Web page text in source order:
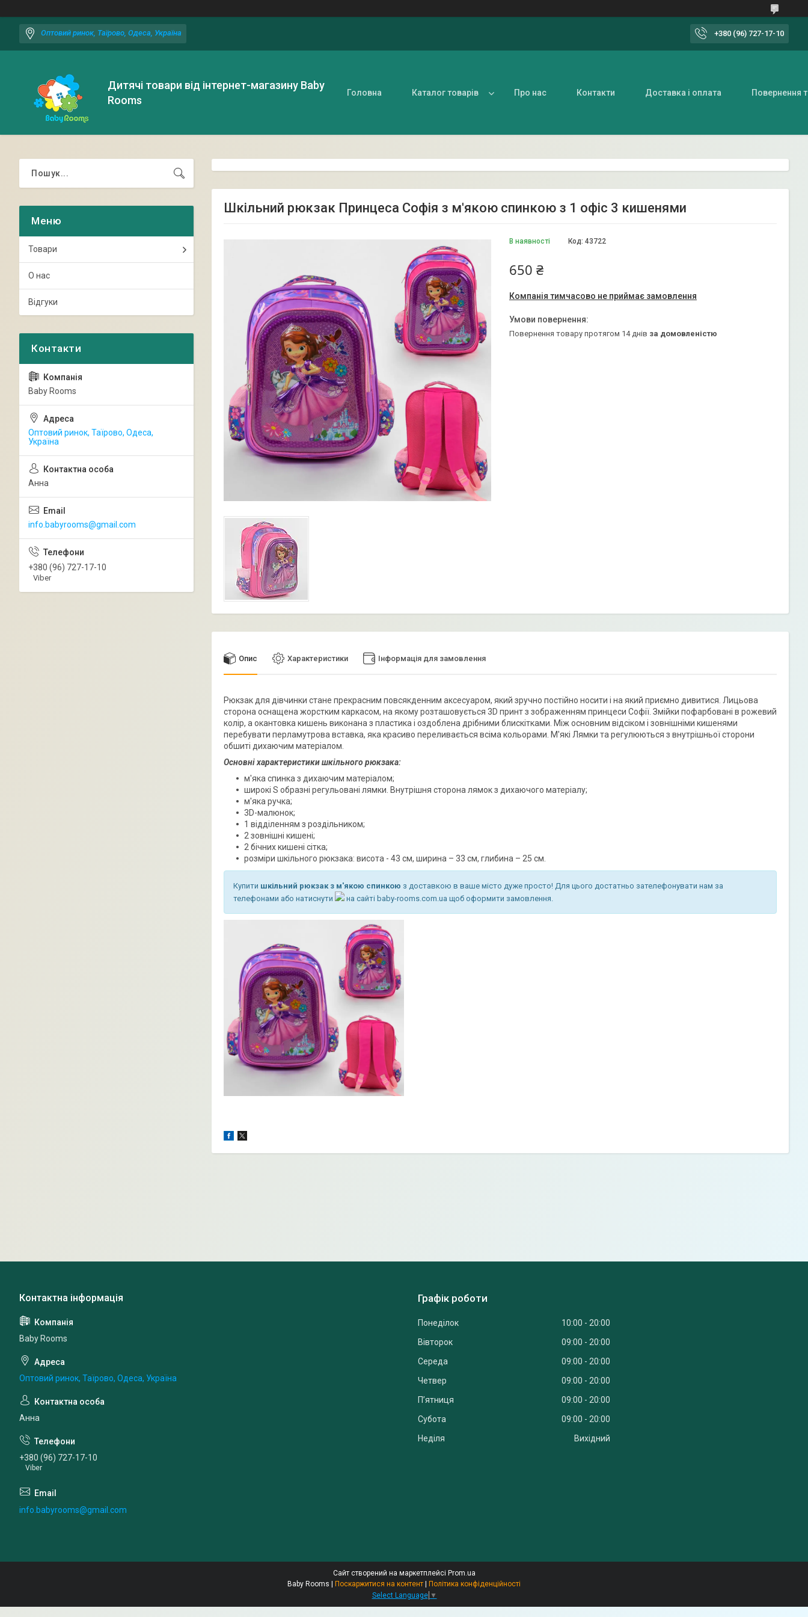
Оптовий ринок, Таїрово, Одеса, Україна +380 (96) 727-17-10
Дитячі товари від інтернет-магазину Baby
Rooms
Головна Каталог товарів Про нас Контакти Доставка і оплата Повернення
Шкільний рюкзак Принцеса Софія з м'якою спинкою з 1 офіс 3 кишенями
В наявності Код: 43722
650 ₴
Компанія тимчасово не приймає замовлення
повернення товару протягом 14 днів за домовленістю
Опис Характеристики Інформація для замовлення
Рюкзак для дівчинки стане прекрасним повсякденним аксесуаром, який зручно постійно носити і на який приємно дивитися. Лицьова
сторона оснащена жорстким каркасом, на якому розташовується 3D принт з зображенням принцеси Софії. Змійки пофарбовані в рожевий
колір, а окантовка кишень виконана з пластика і оздоблена дрібними блискітками. Між основним відсіком і зовнішніми кишенями
перебувати перламутрова вставка, яка красиво переливається всіма кольорами. М'які Лямки та регулюються з внутрішньої сторони
обшиті дихаючим матеріалом.
Основні характеристики шкільного рюкзака:
м'яка спинка з дихаючим матеріалом;
широкі S образні регульовані лямки. Внутрішня сторона лямок з дихаючого матеріалу;
м'яка ручка;
3D-малюнок;
1 відділенням з роздільником;
2 зовнішні кишені;
2 бічних кишені сітка;
розміри шкільного рюкзака: висота - 43 см, ширина – 33 см, глибина – 25 см.
Купити шкільний рюкзак з м'якою спинкою з доставкою в ваше місто дуже просто! Для цього достатньо зателефонувати нам за
телефонами або натиснути
на сайті baby-rooms.com.ua щоб оформити замовлення.
Товари
О нас
Відгуки
Baby Rooms
Оптовий ринок, Таїрово, Одеса,
Україна
Анна
info.babyrooms@gmail.com
+380 (96) 727-17-10
Viber
Baby Rooms
Оптовий ринок, Таїрово, Одеса, Україна
Анна
+380 (96) 727-17-10
Viber
info.babyrooms@gmail.com
Графік роботи
Понеділок 10:00
20:00
Вівторок
09:00
20:00
Середа
09:00
20:00
Четвер
09:00
20:00
Пʼятниця
09:00
20:00
Субота
09:00
20:00
Неділя
Вихідний
Сайт створений на маркетплейсі Prom.ua
Поскаржитися на контент
Політика конфіденційності
Select Language ▼